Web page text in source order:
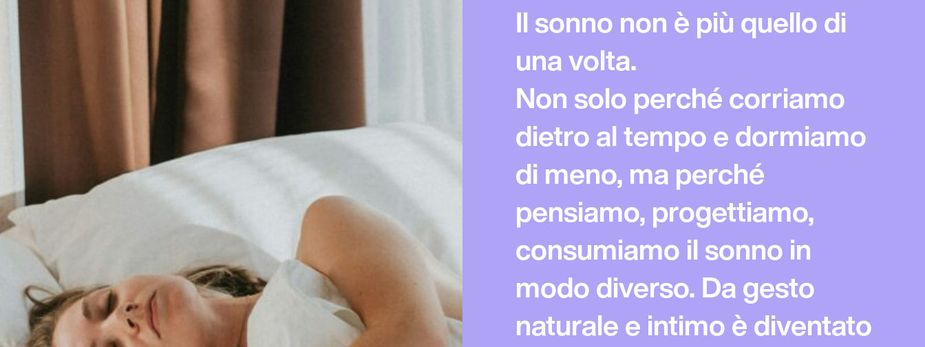
Il sonno non è più quello di
una volta.
Non solo perché corriamo
dietro al tempo e dormiamo
di meno, ma perché
pensiamo, progettiamo,
consumiamo il sonno in
modo diverso. Da gesto
naturale e intimo è diventato